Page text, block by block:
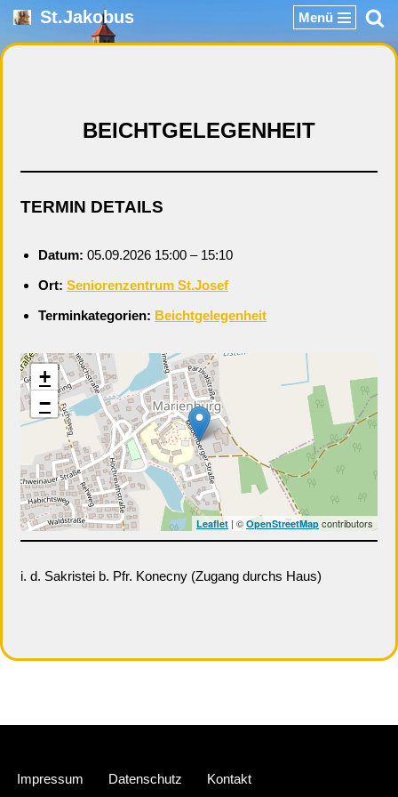
Zum
St.Jakobus Menü
BEICHTGELEGENHEIT
TERMIN DETAILS
Datum: 05.09.2026 15:00 – 15:10
Ort: Seniorenzentrum St.Josef
Terminkategorien: Beichtgelegenheit
+
−
Leaflet | © OpenStreetMapcontributors
i. d. Sakristei b. Pfr. Konecny (Zugang durchs Haus)
Impressum Datenschutz Kontakt